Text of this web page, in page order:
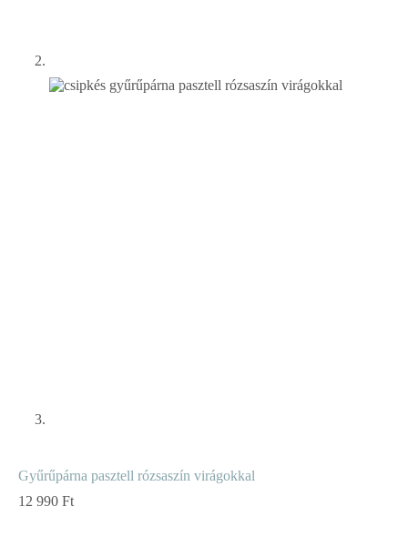
Gyűrűpárna pasztell rózsaszín virágokkal
12 990 Ft